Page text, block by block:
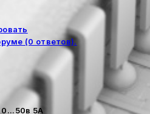
(0 ответов).
0...50в 5А